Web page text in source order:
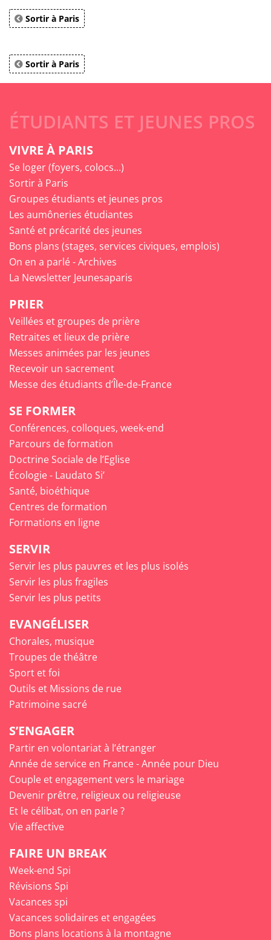
Sortir à Paris
Sortir à Paris
ÉTUDIANTS ET JEUNES PROS
VIVRE À PARIS
Se loger (foyers, colocs...)
Sortir à Paris
Groupes étudiants et jeunes pros
Les aumôneries étudiantes
Santé et précarité des jeunes
Bons plans (stages, services civiques, emplois)
On en a parlé - Archives
La Newsletter Jeunesaparis
PRIER
Veillées et groupes de prière
Retraites et lieux de prière
Messes animées par les jeunes
Recevoir un sacrement
Messe des étudiants d’Île-de-France
SE FORMER
Conférences, colloques, week-end
Parcours de formation
Doctrine Sociale de l’Eglise
Écologie - Laudato Si’
Santé, bioéthique
Centres de formation
Formations en ligne
SERVIR
Servir les plus pauvres et les plus isolés
Servir les plus fragiles
Servir les plus petits
EVANGÉLISER
Chorales, musique
Troupes de théâtre
Sport et foi
Outils et Missions de rue
Patrimoine sacré
S’ENGAGER
Partir en volontariat à l’étranger
Année de service en France - Année pour Dieu
Couple et engagement vers le mariage
Devenir prêtre, religieux ou religieuse
Et le célibat, on en parle ?
Vie affective
FAIRE UN BREAK
Week-end Spi
Révisions Spi
Vacances spi
Vacances solidaires et engagées
Bons plans locations à la montagne